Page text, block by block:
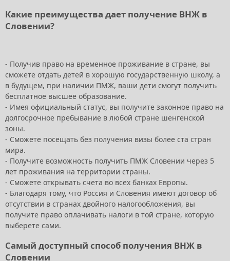
Какие преимущества дает получение ВНЖ в
Словении?
- Получив право на временное проживание в стране, вы
сможете отдать детей в хорошую государственную школу, а
в будущем, при наличии ПМЖ, ваши дети смогут получить
бесплатное высшее образование.
- Имея официальный статус, вы получите законное право на
долгосрочное пребывание в любой стране шенгенской
зоны.
- Сможете посещать без получения визы более ста стран
мира.
- Получите возможность получить ПМЖ Словении через 5
лет проживания на территории страны.
- Сможете открывать счета во всех банках Европы.
- Благодаря тому, что Россия и Словения имеют договор об
отсутствии в странах двойного налогообложения, вы
получите право оплачивать налоги в той стране, которую
выберете сами.
Самый доступный способ получения ВНЖ в
Словении